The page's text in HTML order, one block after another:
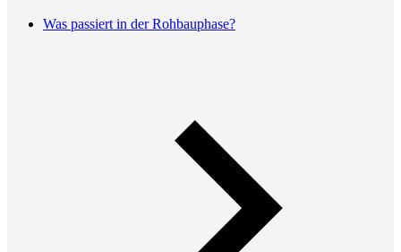
Was passiert in der Rohbauphase?